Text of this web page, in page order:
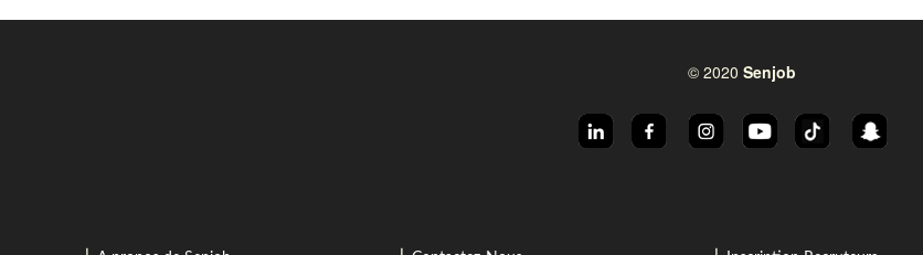
© 2020 Senjob